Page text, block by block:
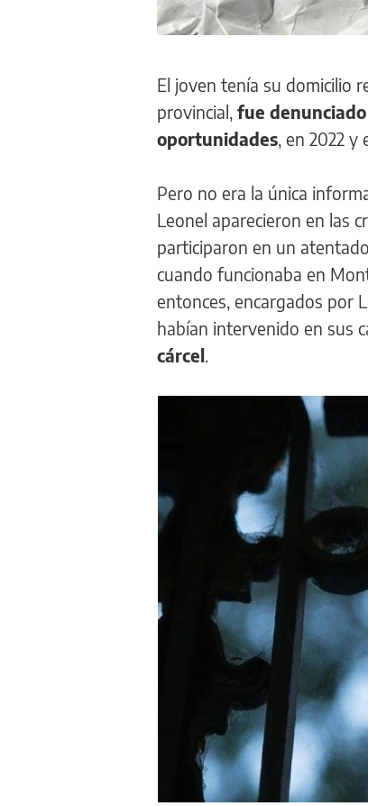
El joven tenía su domicilio
provincial, fue
oportunidades, en 2022 y
Pero no era la única
Leonel aparecieron en las
participaron en un
cuando funcionaba en
entonces, encargados por
habían intervenido en sus
cárcel.